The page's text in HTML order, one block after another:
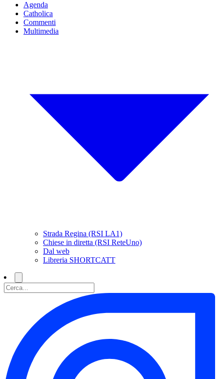
Agenda
Catholica
Commenti
Multimedia
Strada Regina (RSI LA1)
Chiese in diretta (RSI ReteUno)
Dal web
Libreria SHORTCATT